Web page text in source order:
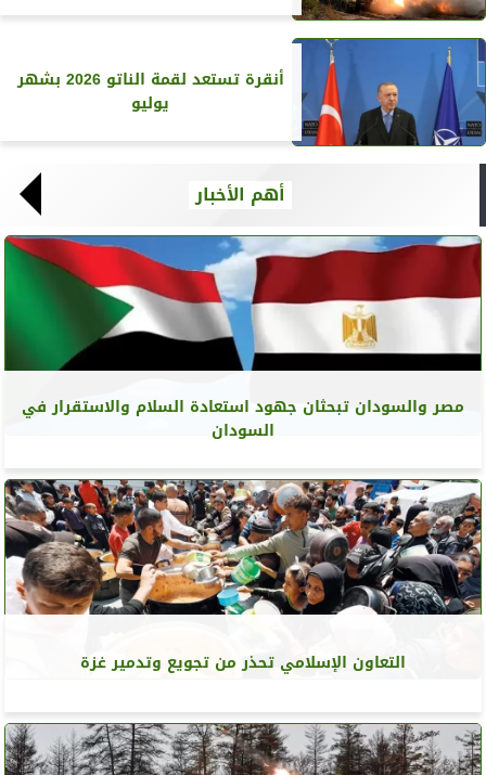
أنقرة تستعد لقمة الناتو 2026 بشهر
يوليو
أهم الأخبار
مصر والسودان تبحثان جهود استعادة السلام والاستقرار في
السودان
التعاون الإسلامي تحذر من تجويع وتدمير غزة